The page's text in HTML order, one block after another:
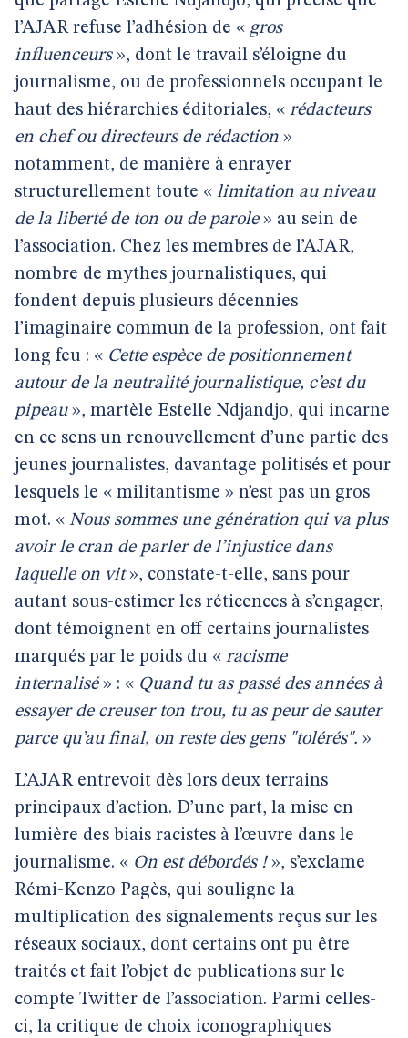
l’AJAR refuse l’adhésion de « gros
influenceurs», dont le travail s’éloigne du
journalisme, ou de professionnels occupant le
haut des hiérarchies éditoriales, « rédacteurs
en chef ou directeurs de rédaction »
notamment, de manière à enrayer
structurellement toute « limitation au niveau
de la liberté de ton ou de parole» au sein de
l’association. Chez les membres de l’AJAR,
nombre de mythes journalistiques, qui
fondent depuis plusieurs décennies
l’imaginaire commun de la profession, ont fait
long feu : « Cette espèce de positionnement
autour de la neutralité journalistique, c’est du
pipeau», martèle Estelle Ndjandjo, qui incarne
en ce sens un renouvellement d’une partie des
jeunes journalistes, davantage politisés et pour
lesquels le « militantisme » n’est pas un gros
mot. « Nous sommes une génération qui va plus
avoir le cran de parler de l’injustice dans
laquelle on vit», constate-t-elle, sans pour
autant sous-estimer les réticences à s’engager,
dont témoignent en off certains journalistes
marqués par le poids du « racisme
internalisé» : « Quand tu as passé des années à
essayer de creuser ton trou, tu as peur de sauter
parce qu’au final, on reste des gens "tolérés". »
L’AJAR entrevoit dès lors deux terrains
principaux d’action. D’une part, la mise en
lumière des biais racistes à l’œuvre dans le
journalisme. « On est débordés !», s’exclame
Rémi-Kenzo Pagès, qui souligne la
multiplication des signalements reçus sur les
réseaux sociaux, dont certains ont pu être
traités et fait l’objet de publications sur le
compte Twitter de l’association. Parmi celles-
ci, la critique de choix iconographiques